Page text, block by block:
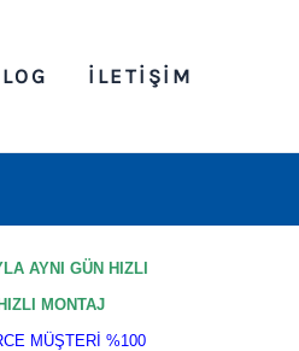
İLETIŞIM
AYNI GÜN HIZLI
MONTAJ
MÜŞTERİ %100